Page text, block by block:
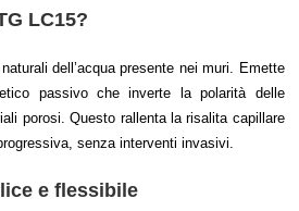
LC15?
dell’acqua presente nei muri. Emette
passivo che inverte la polarità delle
porosi. Questo rallenta la risalita capillare
senza interventi invasivi.
e flessibile